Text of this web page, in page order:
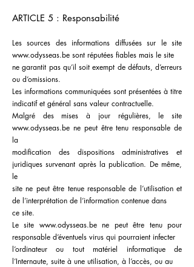
ARTICLE 5 : Responsabilité
Les sources des informations diffusées sur le site
www.odysseas.be sont réputées fiables mais le site
ne garantit pas qu’il soit exempt de défauts, d’erreurs
ou d’omissions.
Les informations communiquées sont présentées à titre
indicatif et général sans valeur contractuelle.
Malgré des mises à jour régulières, le site
www.odysseas.be ne peut être tenu responsable de
la
modification des dispositions administratives et
juridiques survenant après la publication. De même,
le
site ne peut être tenue responsable de l’utilisation et
de l’interprétation de l’information contenue dans
ce site.
Le site www.odysseas.be ne peut être tenu pour
responsable d’éventuels virus qui pourraient infecter
l’ordinateur ou tout matériel informatique de
l’Internaute, suite à une utilisation, à l’accès, ou au